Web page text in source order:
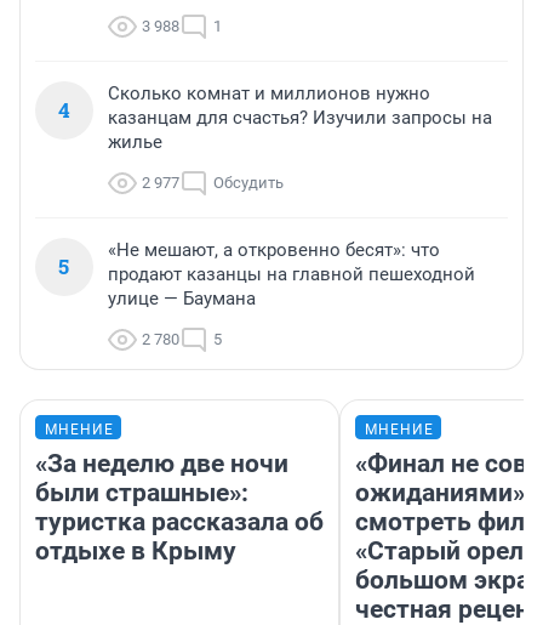
3 988 1
4
Сколько комнат и миллионов нужно
казанцам для счастья? Изучили запросы на
жилье
2 977 Обсудить
5
«Не мешают, а откровенно бесят»: что
продают казанцы на главной пешеходной
улице — Баумана
2 780 5
МНЕНИЕ
«За неделю две ночи
были страшные»:
туристка рассказала об
отдыхе в Крыму
МНЕНИЕ
«Финал не
ожиданиями»:
смотреть
«Старый орел»
большом
честная